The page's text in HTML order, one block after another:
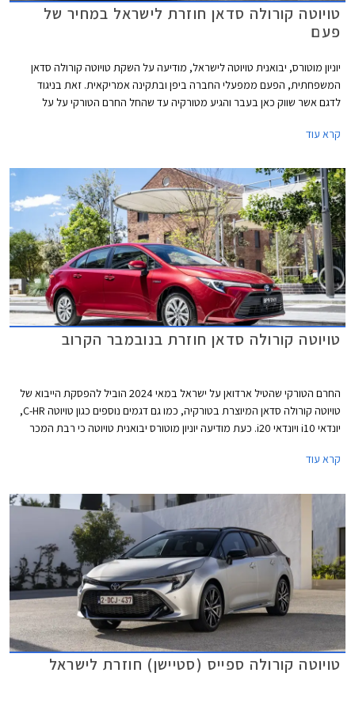
טויוטה קורולה סדאן חוזרת לישראל במחיר של
פעם
יוניון מוטורס, יבואנית טויוטה לישראל, מודיעה על השקת טויוטה קורולה סדאן
המשפחתית, הפעם ממפעלי החברה ביפן ובתקינה אמריקאית. זאת בניגוד
לדגם אשר שווק כאן בעבר והגיע מטורקיה עד שהחל החרם הטורקי על על
₪ - זול ביחס למתחרות הישירות יונדאי אלנטרה וסקודה אוקטביה. פנקס
קרא עוד
טויוטה קורולה סדאן חוזרת בנובמבר הקרוב
החרם הטורקי שהטיל ארדואן על ישראל במאי 2024 הוביל להפסקת הייבוא של
טויוטה קורולה סדאן המיוצרת בטורקיה, כמו גם דגמים נוספים כגון טויוטה C-HR,
יונדאי i10 ויונדאי i20. כעת מודיעה יוניון מוטורס יבואנית טויוטה כי רבת המכר
ביפן ובתקינה אמריקאית.
קרא עוד
טויוטה קורולה ספייס (סטיישן) חוזרת לישראל